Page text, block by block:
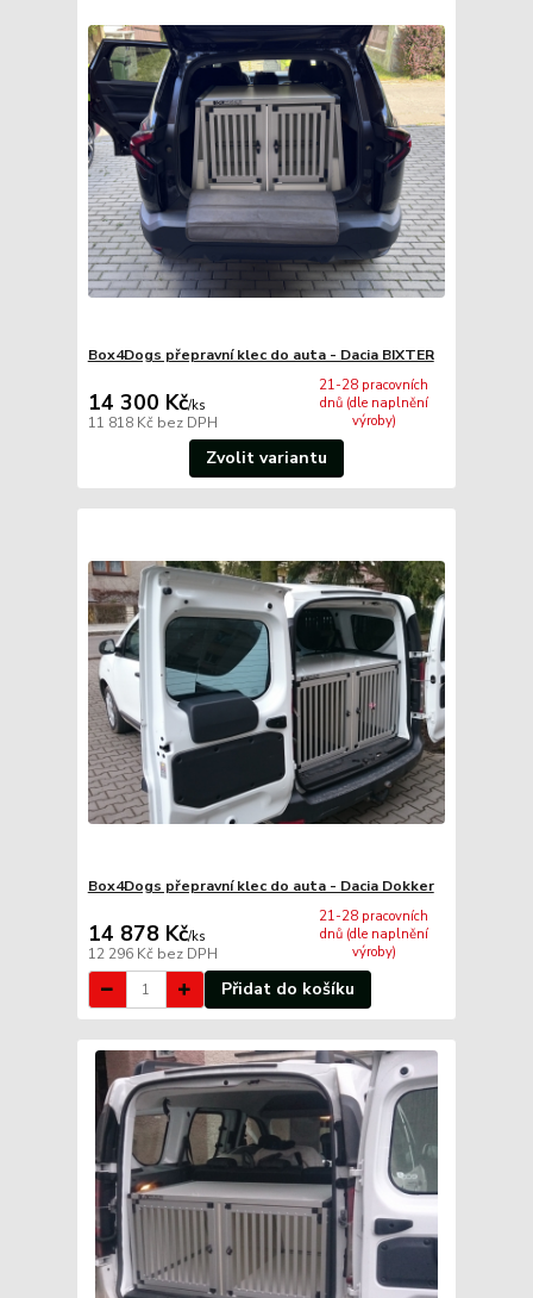
Box4Dogs přepravní klec do auta - Dacia BIXTER
14 300 Kč/ks
11 818 Kč bez DPH
21-28 pracovních
dnů (dle naplnění
výroby)
Zvolit variantu
Box4Dogs přepravní klec do auta - Dacia Dokker
14 878 Kč/ks
12 296 Kč bez DPH
21-28 pracovních
dnů (dle naplnění
výroby)
Přidat do košíku